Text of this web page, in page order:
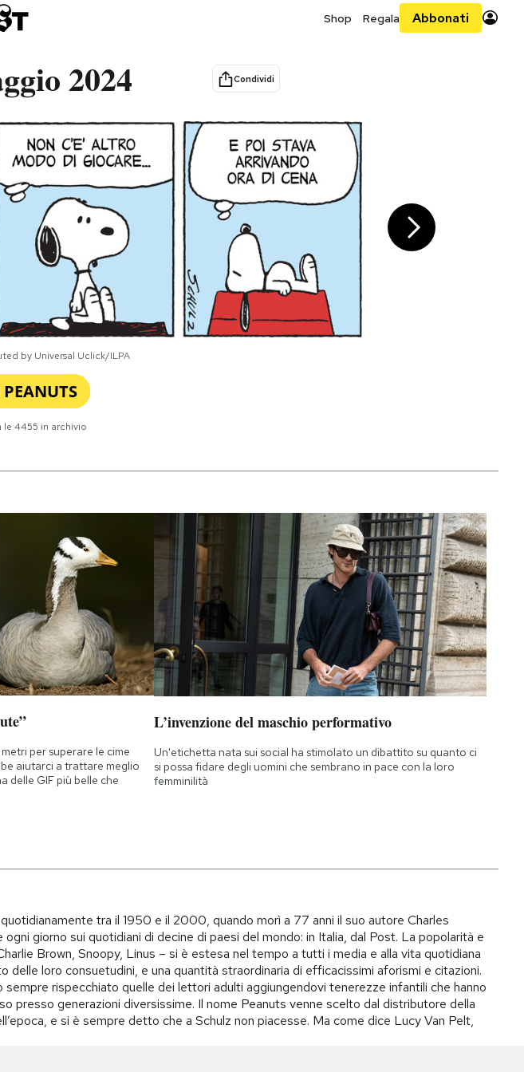
Shop Regala Abbonati
2024 Condividi
by Universal Uclick/ILPA
le 4455 in archivio
per superare le cime
aiutarci a trattare meglio
delle GIF più belle che
L’invenzione del maschio performativo
Un'etichetta nata sui social ha stimolato un dibattito su quanto ci
si possa fidare degli uomini che sembrano in pace con la loro
femminilità
tra il 1950 e il 2000, quando morì a 77 anni il suo autore Charles
giorno sui quotidiani di decine di paesi del mondo: in Italia, dal Post. La popolarità e
Brown, Snoopy, Linus – si è estesa nel tempo a tutti i media e alla vita quotidiana
loro consuetudini, e una quantità straordinaria di efficacissimi aforismi e citazioni.
rispecchiato quelle dei lettori adulti aggiungendovi tenerezze infantili che hanno
presso generazioni diversissime. Il nome Peanuts venne scelto dal distributore della
e si è sempre detto che a Schulz non piacesse. Ma come dice Lucy Van Pelt,